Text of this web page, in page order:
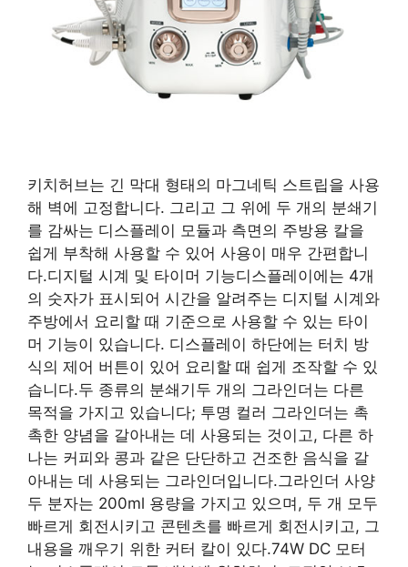
키치허브는 긴 막대 형태의 마그네틱 스트립을 사용
해 벽에 고정합니다. 그리고 그 위에 두 개의 분쇄기
를 감싸는 디스플레이 모듈과 측면의 주방용 칼을
쉽게 부착해 사용할 수 있어 사용이 매우 간편합니
다.디지털 시계 및 타이머 기능디스플레이에는 4개
의 숫자가 표시되어 시간을 알려주는 디지털 시계와
주방에서 요리할 때 기준으로 사용할 수 있는 타이
머 기능이 있습니다. 디스플레이 하단에는 터치 방
식의 제어 버튼이 있어 요리할 때 쉽게 조작할 수 있
습니다.두 종류의 분쇄기두 개의 그라인더는 다른
목적을 가지고 있습니다; 투명 컬러 그라인더는 촉
촉한 양념을 갈아내는 데 사용되는 것이고, 다른 하
나는 커피와 콩과 같은 단단하고 건조한 음식을 갈
아내는 데 사용되는 그라인더입니다.그라인더 사양
두 분자는 200ml 용량을 가지고 있으며, 두 개 모두
빠르게 회전시키고 콘텐츠를 빠르게 회전시키고, 그
내용을 깨우기 위한 커터 칼이 있다.74W DC 모터